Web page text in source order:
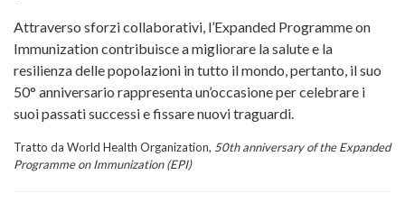
Attraverso sforzi collaborativi, l’Expanded Programme on
Immunization contribuisce a migliorare la salute e la
resilienza delle popolazioni in tutto il mondo, pertanto, il suo
50° anniversario rappresenta un’occasione per celebrare i
suoi passati successi e fissare nuovi traguardi.
Tratto da World Health Organization, 50th anniversary of the Expanded
Programme on Immunization (EPI)